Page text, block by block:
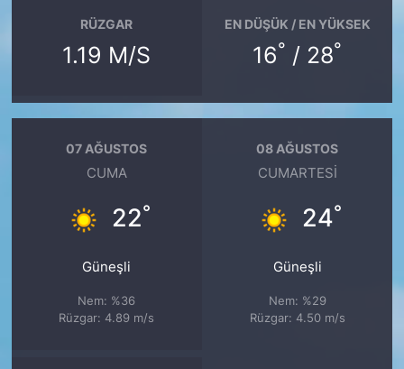
RÜZGAR
1.19 M/S
EN DÜŞÜK / EN YÜKSEK
16° / 28°
07 AĞUSTOS
CUMA
22°
Güneşli
Nem: %36
Rüzgar: 4.89 m/s
08 AĞUSTOS
CUMARTESI
24°
Güneşli
Nem: %29
Rüzgar: 4.50 m/s